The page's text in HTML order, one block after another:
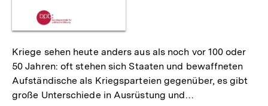
Kriege sehen heute anders aus als noch vor 100 oder
50 Jahren: oft stehen sich Staaten und bewaffneten
Aufständische als Kriegsparteien gegenüber, es gibt
große Unterschiede in Ausrüstung und…